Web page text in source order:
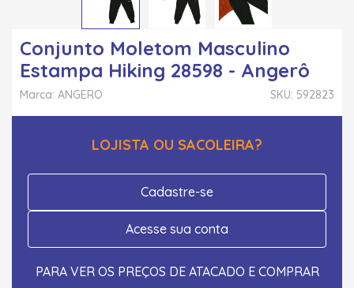
Conjunto Moletom Masculino
Estampa Hiking 28598 - Angerô
SKU: 592823
Marca: ANGERO
LOJISTA OU SACOLEIRA?
Cadastre-se
Acesse sua conta
PARA VER OS PREÇOS DE ATACADO E COMPRAR